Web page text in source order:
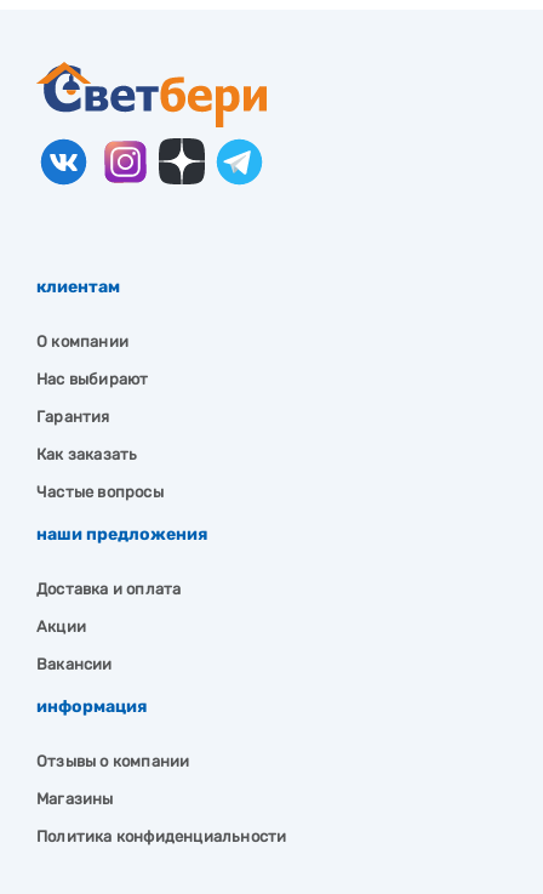
клиентам
О компании
Нас выбирают
Гарантия
Как заказать
Частые вопросы
наши предложения
Доставка и оплата
Акции
Вакансии
информация
Отзывы о компании
Магазины
Политика конфиденциальности